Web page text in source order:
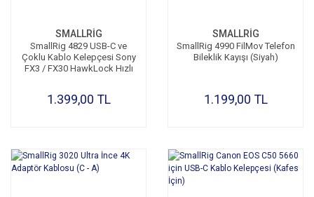
SMALLRİG
SmallRig 4829 USB-C ve
Çoklu Kablo Kelepçesi Sony
FX3 / FX30 HawkLock Hızlı
1.399,00 TL
SMALLRİG
SmallRig 4990 FilMov Telefon
Bileklik Kayışı (Siyah)
1.199,00 TL